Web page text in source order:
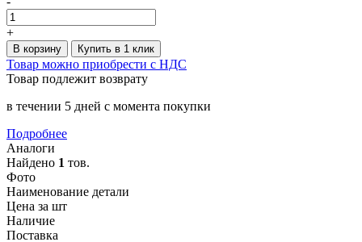
+
В корзину Купить в 1 клик
Товар можно приобрести с НДС
Товар подлежит возврату
в течении 5 дней с момента покупки
Подробнее
Аналоги
Найдено 1 тов.
Фото
Наименование детали
Цена за шт
Наличие
Поставка